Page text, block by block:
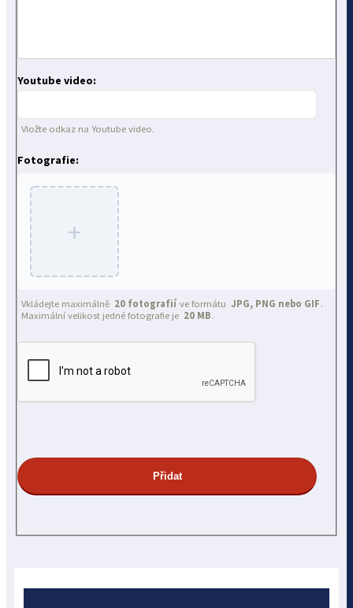
Youtube video:
Vložte odkaz na Youtube video.
Fotografie:
+
Vkládejte maximálně 20 fotografií ve formátu JPG, PNG nebo GIF .
Maximální velikost jedné fotografie je 20 MB .